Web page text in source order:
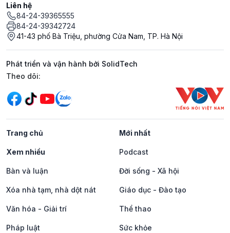
Liên hệ
84-24-39365555
84-24-39342724
41-43 phố Bà Triệu, phường Cửa Nam, TP. Hà Nội
Phát triển và vận hành bởi SolidTech
Mạng xã hội
Theo dõi:
Trang chủ Mới nhất
Xem nhiều Podcast
Bàn và luận Đời sống - Xã hội
Xóa nhà tạm, nhà dột nát Giáo dục - Đào tạo
Văn hóa - Giải trí Thể thao
Pháp luật Sức khỏe